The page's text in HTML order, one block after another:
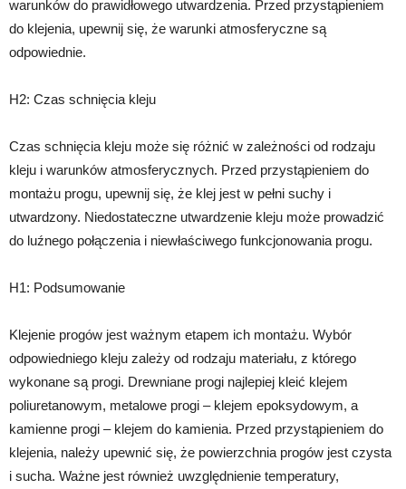
warunków do prawidłowego utwardzenia. Przed przystąpieniem
do klejenia, upewnij się, że warunki atmosferyczne są
odpowiednie.
H2: Czas schnięcia kleju
Czas schnięcia kleju może się różnić w zależności od rodzaju
kleju i warunków atmosferycznych. Przed przystąpieniem do
montażu progu, upewnij się, że klej jest w pełni suchy i
utwardzony. Niedostateczne utwardzenie kleju może prowadzić
do luźnego połączenia i niewłaściwego funkcjonowania progu.
H1: Podsumowanie
Klejenie progów jest ważnym etapem ich montażu. Wybór
odpowiedniego kleju zależy od rodzaju materiału, z którego
wykonane są progi. Drewniane progi najlepiej kleić klejem
poliuretanowym, metalowe progi – klejem epoksydowym, a
kamienne progi – klejem do kamienia. Przed przystąpieniem do
klejenia, należy upewnić się, że powierzchnia progów jest czysta
i sucha. Ważne jest również uwzględnienie temperatury,